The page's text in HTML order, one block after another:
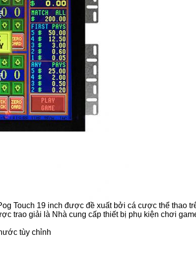
Touch 19 inch được đề xuất bởi cá cược thể thao
trao giải là Nhà cung cấp thiết bị phụ kiện chơi
tùy chỉnh